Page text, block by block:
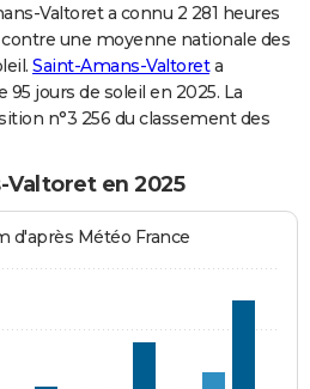
Valtoret a connu 2 281 heures
une moyenne nationale des
Saint-Amans-Valtoreta
jours de soleil en 2025. La
n°3 256 du classement des
Valtoret en 2025
d'après Météo France